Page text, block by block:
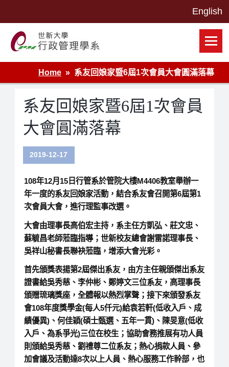
世新大學行政管理學系網站
Home
系友回娘家暨6屆1次會員大會圓滿落幕
系友回娘家暨6屆1次會員
大會圓滿落幕
2019-12-17
108年12月15日行管系於管院大樓M4406教室舉辦一
年一度的系友回娘家活動，結合系友會召開第6屆第1
次會員大會，進行理監事改選。
大會由理事長高伯宏主持，系主任方凱弘、莊文忠、
蘇毓昌老師蒞臨指導；世新校友總會謝雷諾理事長、
吳祥山秘書長聯袂蒞臨，增添大會光彩。
首先頒獎表揚第2屆傑出系友，由方主任親頒傑出系友
證書給吳秀慈、李仲彬、鄭婷文三位系友，高理事長
頒贈琉璃獎座，全體報以熱烈掌聲；接下來頒發系友
會108年度獎學金(每人5仟元)給袁若軒(低收入戶、成
績優異)、何佳穎(碩士甄選、五年一貫)、陳旻意(低收
入戶、為系爭光)三位在校生；協助會務推展有功人員
則頒給吳秀慈、劉禮尊二位系友；熱心捐款人員、參
加會議及活動達8次以上人員、熱心服務工作幹部，也